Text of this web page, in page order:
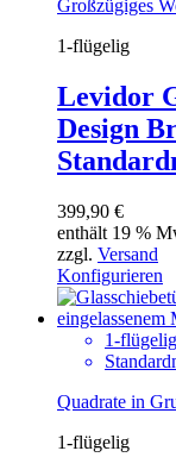
Großzügiges
1-flügelig
Levidor
Design
399,90 €
enthält 19 %
zzgl. Versand
Konfigurieren
1-flügelig
Quadrate in
1-flügelig